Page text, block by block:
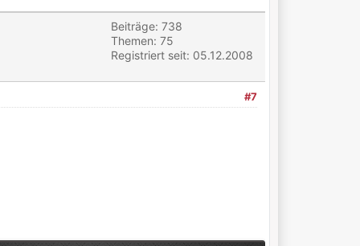
Beiträge: 738
Themen: 75
Registriert seit: 05.12.2008
#7